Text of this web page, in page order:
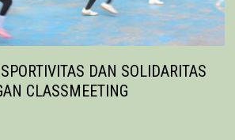
DAN SOLIDARITAS
CLASSMEETING